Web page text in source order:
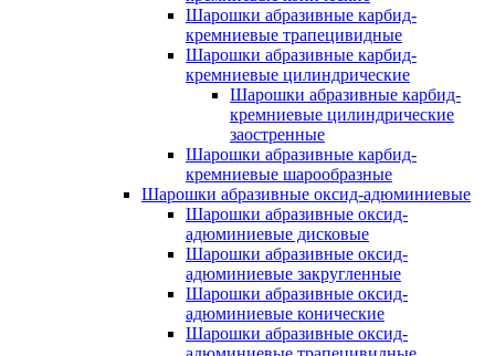
Шарошки абразивные карбид-
кремниевые трапецивидные
Шарошки абразивные карбид-
кремниевые цилиндрические
Шарошки абразивные карбид-
кремниевые цилиндрические
заостренные
Шарошки абразивные карбид-
кремниевые шарообразные
Шарошки абразивные оксид-адюминиевые
Шарошки абразивные оксид-
адюминиевые дисковые
Шарошки абразивные оксид-
адюминиевые закругленные
Шарошки абразивные оксид-
адюминиевые конические
Шарошки абразивные оксид-